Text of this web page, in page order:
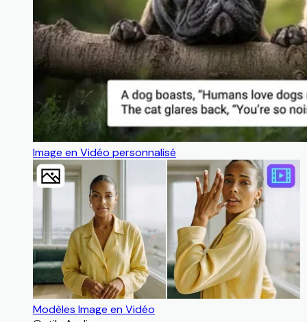
Image en Vidéo personnalisé
Modèles Image en Vidéo